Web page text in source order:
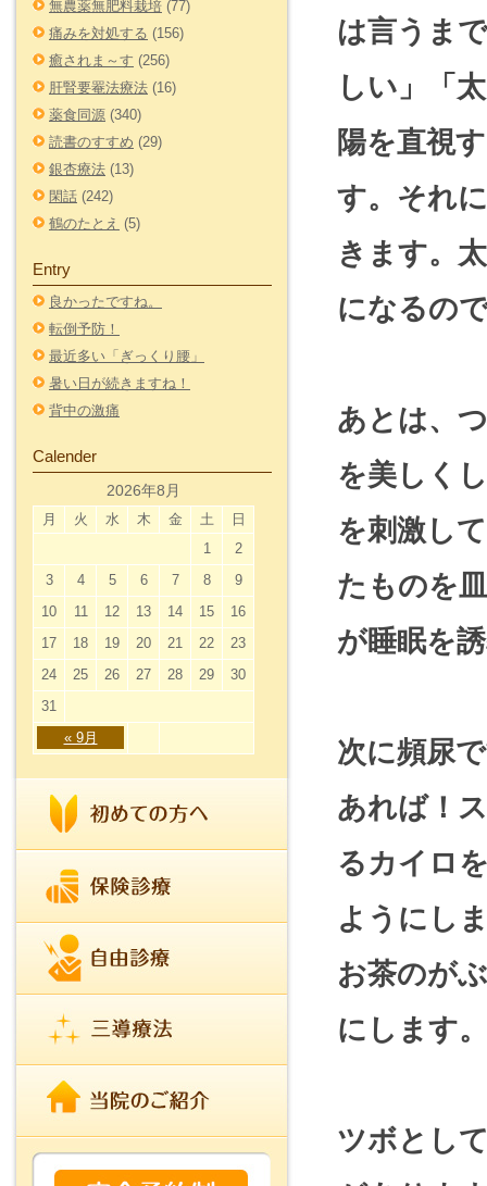
無農薬無肥料栽培 (77)
痛みを対処する (156)
癒されま～す (256)
肝腎要罨法療法 (16)
薬食同源 (340)
読書のすすめ (29)
銀杏療法 (13)
閑話 (242)
鶴のたとえ (5)
Entry
良かったですね。
転倒予防！
最近多い「ぎっくり腰」
暑い日が続きますね！
背中の激痛
Calender
2026年8月
月 火 水 木 金 土 日
« 9月
1
2
3
4 5 6 7 8
9
10
11 12 13 14 15
16
17
18 19 20 21 22
23
24
25 26 27 28 29
30
31
は言うま
しい」「
陽を直視
す。それ
きます。
になるの
あとは、
を美しく
を刺激し
たものを
が睡眠を
次に頻尿
あれば！
るカイロ
ようにし
お茶のが
にします。
ツボとし